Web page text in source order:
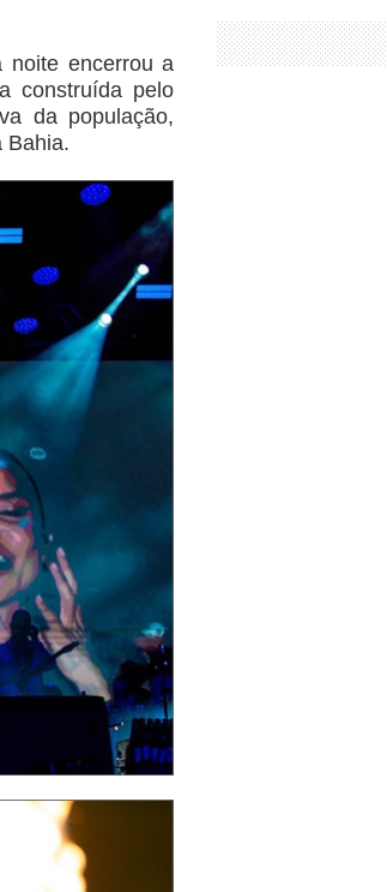
noite encerrou a
construída pelo
da população,
Bahia.